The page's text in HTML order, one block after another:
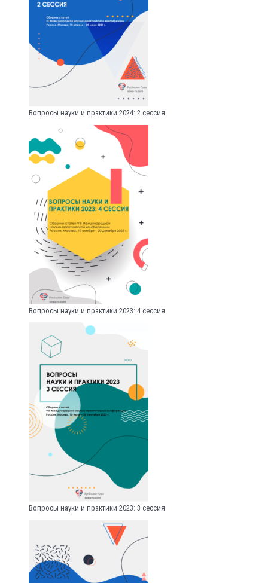
Вопросы науки и практики 2024: 2 сессия
Вопросы науки и практики 2023: 4 сессия
Вопросы науки и практики 2023: 3 сессия